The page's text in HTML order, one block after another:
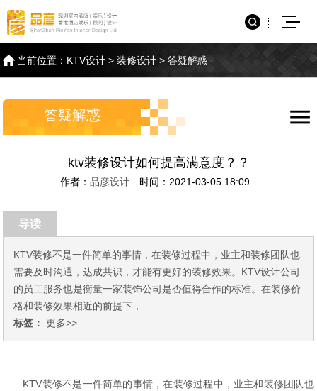
当前位置： KTV设计 >装修设计 >答疑解惑
答疑解惑
ktv装修设计如何提高满意度？？
作者： 品彦设计 时间：2021-03-05 18:09
导读
KTV装修不是一件简单的事情，在装修过程中，业主和装修团队也
需要及时沟通，达成共识，才能有更好的装修效果。KTV设计公司
的员工服务也是衡量一家装饰公司是否值得合作的标准。在装修价
格和装修效果相近的前提下，...
标签： 更多>>
KTV装修不是一件简单的事情，在装修过程中，业主和装修团队也